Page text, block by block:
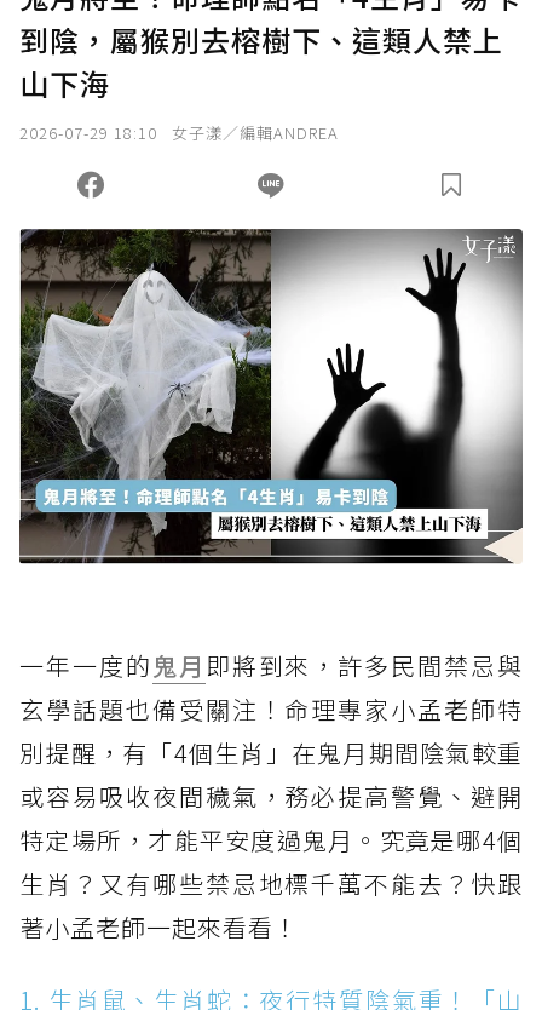
確認送出
您當前剩餘 U 利點數：0點；前往 購買點數
到陰，屬猴別去榕樹下、這類人禁上
山下海
2026-07-29 18:10 女子漾／編輯ANDREA
一年一度的鬼月 即將到來，許多民間禁忌與
玄學話題也備受關注！命理專家小孟老師特
別提醒，有「4個生肖」在鬼月期間陰氣較重
或容易吸收夜間穢氣，務必提高警覺、避開
特定場所，才能平安度過鬼月。究竟是哪4個
生肖？又有哪些禁忌地標千萬不能去？快跟
著小孟老師一起來看看！
1. 生肖鼠、生肖蛇：夜行特質陰氣重！「山